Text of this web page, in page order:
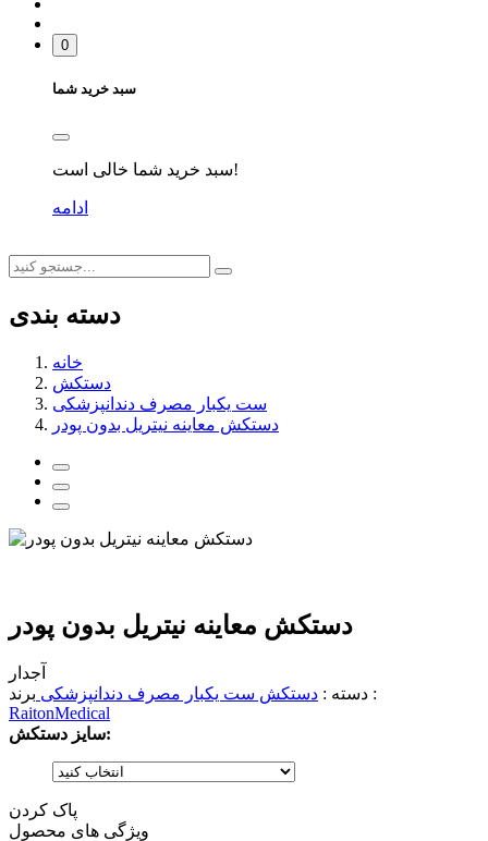
0
سبد خرید شما
سبد خرید شما خالی است!
ادامه
دسته بندی
خانه
دستکش
ست یکبار مصرف دندانپزشکی
دستکش معاینه نیتریل بدون پودر
دستکش معاینه نیتریل بدون پودر
آجدار
دسته : دستکش ست یکبار مصرف دندانپزشکی
برند :
RaitonMedical
سایز دستکش:
پاک کردن
ویژگی های محصول